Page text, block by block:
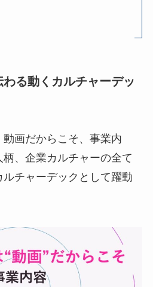
る動くカルチャーデッ
画だからこそ、事業内
、企業カルチャーの全て
チャーデックとして躍動